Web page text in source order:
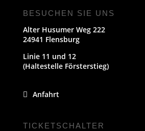
BESUCHEN SIE UNS
Alter Husumer Weg 222
24941 Flensburg
Linie 11 und 12
(Haltestelle Försterstieg)
Anfahrt
TICKETSCHALTER